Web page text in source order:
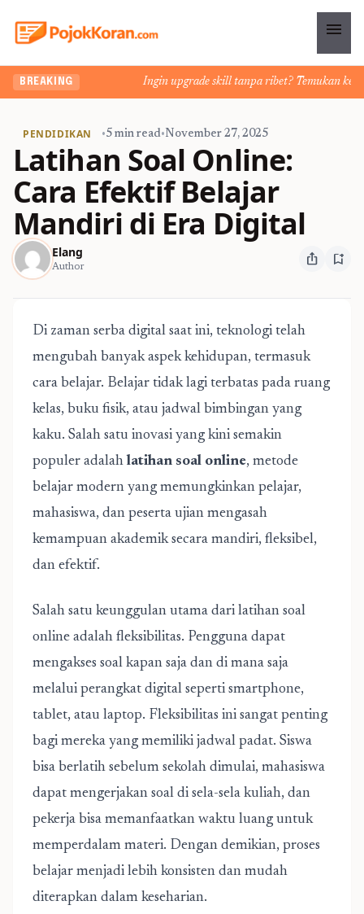
menu
BREAKING Ingin upgrade skill tanpa ribet? Temukan kelas
PENDIDIKAN •5 min read•November 27, 2025
Latihan Soal Online:
Cara Efektif Belajar
Mandiri di Era Digital
Elang
Author ios_share bookmark_add
Di zaman serba digital saat ini, teknologi telah
mengubah banyak aspek kehidupan, termasuk
cara belajar. Belajar tidak lagi terbatas pada ruang
kelas, buku fisik, atau jadwal bimbingan yang
kaku. Salah satu inovasi yang kini semakin
populer adalah latihan soal online, metode
belajar modern yang memungkinkan pelajar,
mahasiswa, dan peserta ujian mengasah
kemampuan akademik secara mandiri, fleksibel,
dan efektif.
Salah satu keunggulan utama dari latihan soal
online adalah fleksibilitas. Pengguna dapat
mengakses soal kapan saja dan di mana saja
melalui perangkat digital seperti smartphone,
tablet, atau laptop. Fleksibilitas ini sangat penting
bagi mereka yang memiliki jadwal padat. Siswa
bisa berlatih sebelum sekolah dimulai, mahasiswa
dapat mengerjakan soal di sela-sela kuliah, dan
pekerja bisa memanfaatkan waktu luang untuk
memperdalam materi. Dengan demikian, proses
belajar menjadi lebih konsisten dan mudah
diterapkan dalam keseharian.